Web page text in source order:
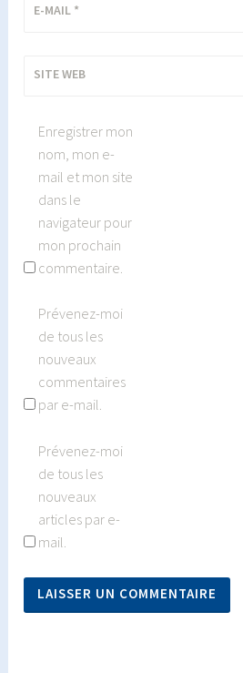
E-MAIL *
SITE WEB
Enregistrer mon
nom, mon e-
mail et mon site
dans le
navigateur pour
mon prochain
commentaire.
Prévenez-moi
de tous les
nouveaux
commentaires
par e-mail.
Prévenez-moi
de tous les
nouveaux
articles par e-
mail.